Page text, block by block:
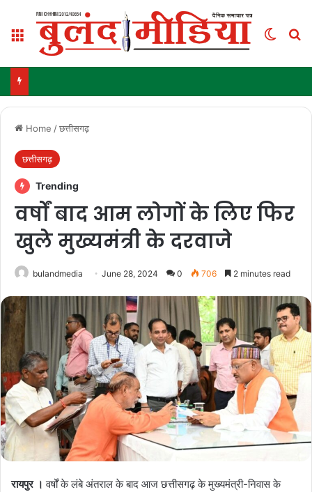
Menu
Home /छत्तीसगढ़
छत्तीसगढ़
Trending
वर्षों बाद आम लोगों के लिए फिर
खुले मुख्यमंत्री के दरवाजे
bulandmedia June 28, 2024 0 706 2 minutes read
रायपुर । वर्षों के लंबे अंतराल के बाद आज छत्तीसगढ़ के मुख्यमंत्री-निवास के